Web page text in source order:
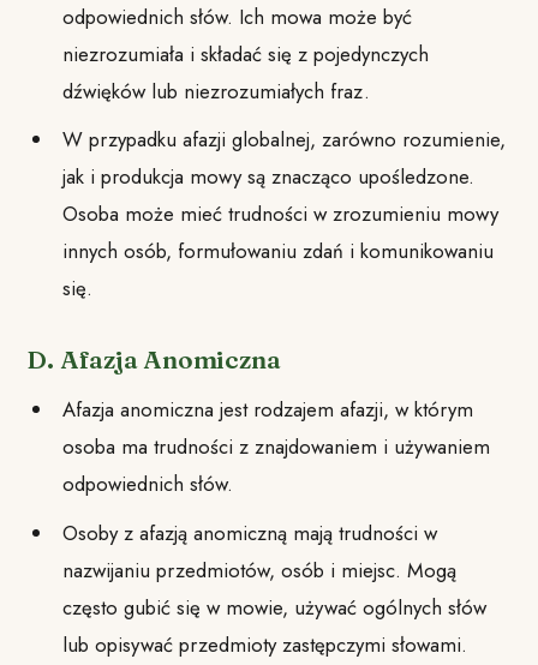
odpowiednich słów. Ich mowa może być
niezrozumiała i składać się z pojedynczych
dźwięków lub niezrozumiałych fraz.
W przypadku afazji globalnej, zarówno rozumienie,
jak i produkcja mowy są znacząco upośledzone.
Osoba może mieć trudności w zrozumieniu mowy
innych osób, formułowaniu zdań i komunikowaniu
się.
D. Afazja Anomiczna
Afazja anomiczna jest rodzajem afazji, w którym
osoba ma trudności z znajdowaniem i używaniem
odpowiednich słów.
Osoby z afazją anomiczną mają trudności w
nazwijaniu przedmiotów, osób i miejsc. Mogą
często gubić się w mowie, używać ogólnych słów
lub opisywać przedmioty zastępczymi słowami.